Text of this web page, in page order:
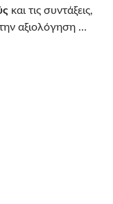
και τις συντάξεις,
αξιολόγηση …